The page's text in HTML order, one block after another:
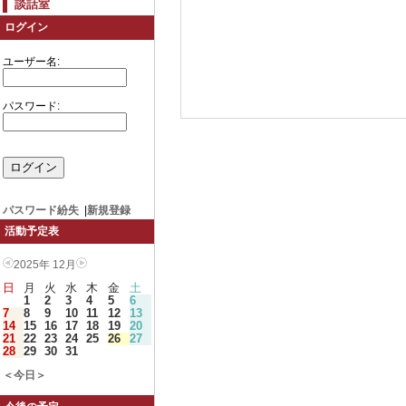
談話室
ログイン
ユーザー名:
パスワード:
パスワード紛失
新規登録
活動予定表
2025年 12月
日 月 火 水 木 金
土
1
2 3 4 5
6
7
8 9 10 11 12
13
14 15 16 17 18 19
20
21 22 23 24 25 26
27
28 29 30 31
＜今日＞